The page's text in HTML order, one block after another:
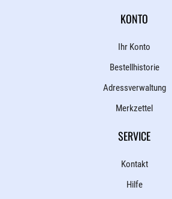
KONTO
Ihr Konto
Bestellhistorie
Adressverwaltung
Merkzettel
SERVICE
Kontakt
Hilfe